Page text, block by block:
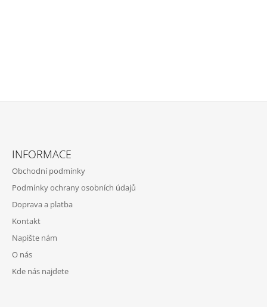
INFORMACE
Obchodní podmínky
Podmínky ochrany osobních údajů
Doprava a platba
Kontakt
Napište nám
O nás
Kde nás najdete